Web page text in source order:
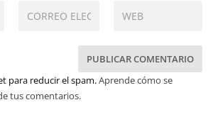
para reducir el spam.Aprende cómo se
tus comentarios.